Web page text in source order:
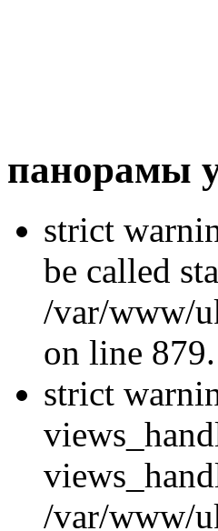
панорамы
strict
be called
/var/www/
on line 879.
strict
/var/www/